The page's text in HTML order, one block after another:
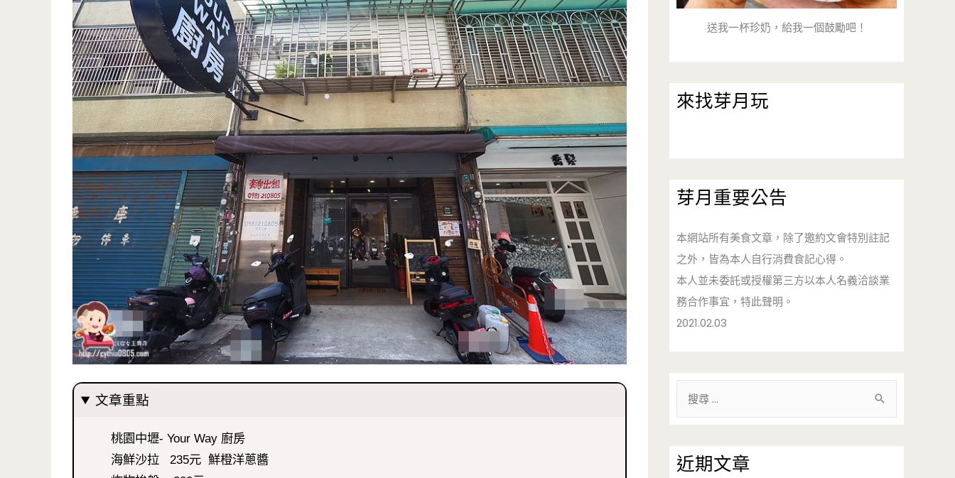
文章重點
桃園中壢- Your Way 廚房
海鮮沙拉 235元 鮮橙洋蔥醬
送我一杯珍奶，給我一個鼓勵吧！
來找芽月玩
芽月重要公告
本網站所有美食文章，除了邀約文會特別註記
之外，皆為本人自行消費食記心得。
本人並未委託或授權第三方以本人名義洽談業
務合作事宜，特此聲明。
2021.02.03
鍵
字
近期文章